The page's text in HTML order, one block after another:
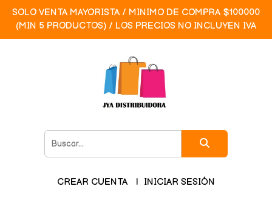
SOLO VENTA MAYORISTA / MINIMO DE COMPRA $100000
(MIN 5 PRODUCTOS) / LOS PRECIOS NO INCLUYEN IVA
CREAR CUENTA INICIAR SESIÓN